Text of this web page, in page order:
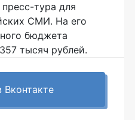
пресс-тура для
СМИ. На его
бюджета
тысяч рублей.
Вконтакте